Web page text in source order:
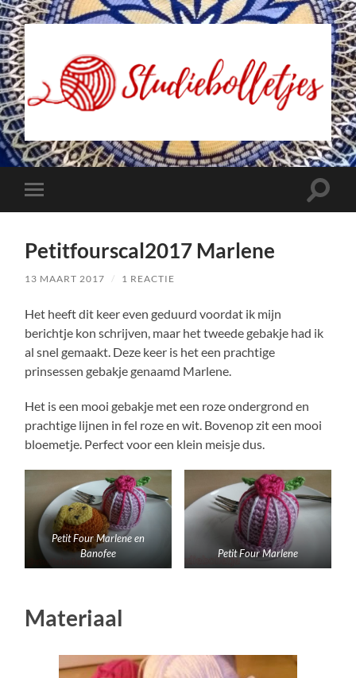
Studiebolletjes
Toggle
mobiel
Toggle
Petitfourscal2017 Marlene
13 MAART 2017 / 1 REACTIE
Het heeft dit keer even geduurd voordat ik mijn
berichtje kon schrijven, maar het tweede gebakje had ik
al snel gemaakt. Deze keer is het een prachtige
prinsessen gebakje genaamd Marlene.
Het is een mooi gebakje met een roze ondergrond en
prachtige lijnen in fel roze en wit. Bovenop zit een mooi
bloemetje. Perfect voor een klein meisje dus.
Petit Four Marlene en
Banofee
Petit Four Marlene
Materiaal